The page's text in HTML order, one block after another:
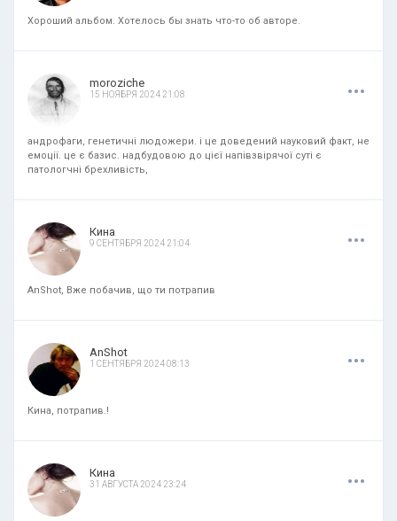
Хороший альбом. Хотелось бы знать что-то об авторе.
moroziche
15 НОЯБРЯ 2024 21:08 ...
андрофаги, генетичні людожери. і це доведений науковий факт, не
емоції. це є базис. надбудовою до цієї напівзвірячої суті є
патологчні брехливість,
Кина
9 СЕНТЯБРЯ 2024 21:04 ...
AnShot, Вже побачив, що ти потрапив
AnShot
1 СЕНТЯБРЯ 2024 08:13 ...
Кина, потрапив.!
Кина
31 АВГУСТА 2024 23:24 ...